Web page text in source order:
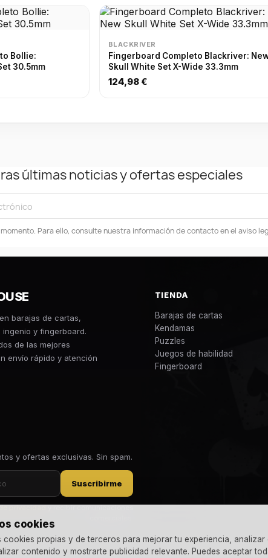
cookies
cookies propias y de terceros para mejorar tu experiencia, analizar
contenido y mostrarte publicidad relevante. Puedes aceptar
Bollie:
30.5mm
BLACKRIVER
Fingerboard Completo Blackriver: New
Skull White Set X-Wide 33.3mm
124,98 €
últimas noticias y ofertas especiales
Para ello, consulte nuestra información de contacto en el aviso
barajas de cartas,
y fingerboard.
de las mejores
envío rápido y atención
TIENDA
Barajas de cartas
Kendamas
Puzzles
Juegos de habilidad
Fingerboard
y ofertas exclusivas. Sin spam.
Suscribirme
privacidady recibir comunicaciones